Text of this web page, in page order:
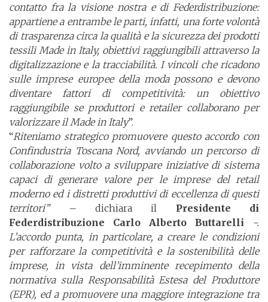
contatto fra la visione nostra e di Federdistribuzione:
appartiene a entrambe le parti, infatti, una forte volontà
di trasparenza circa la qualità e la sicurezza dei prodotti
tessili Made in Italy, obiettivi raggiungibili attraverso la
digitalizzazione e la tracciabilità. I vincoli che ricadono
sulle imprese europee della moda possono e devono
diventare fattori di competitività: un obiettivo
raggiungibile se produttori e retailer collaborano per
valorizzare il Made in Italy”.
“Riteniamo strategico promuovere questo accordo con
Confindustria Toscana Nord, avviando un percorso di
collaborazione volto a sviluppare iniziative di sistema
capaci di generare valore per le imprese del retail
moderno ed i distretti produttivi di eccellenza di questi
territori” – dichiara il Presidente di
Federdistribuzione Carlo Alberto Buttarelli
-.
L’accordo punta, in particolare, a creare le condizioni
per rafforzare la competitività e la sostenibilità delle
imprese, in vista dell’imminente recepimento della
normativa sulla Responsabilità Estesa del Produttore
(EPR), ed a promuovere una maggiore integrazione tra